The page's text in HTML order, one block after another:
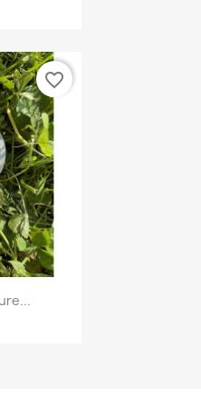
favorite_border